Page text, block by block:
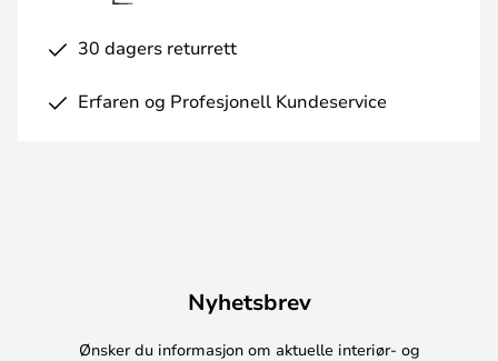
30 dagers returrett
Erfaren og Profesjonell Kundeservice
Nyhetsbrev
Ønsker du informasjon om aktuelle interiør- og